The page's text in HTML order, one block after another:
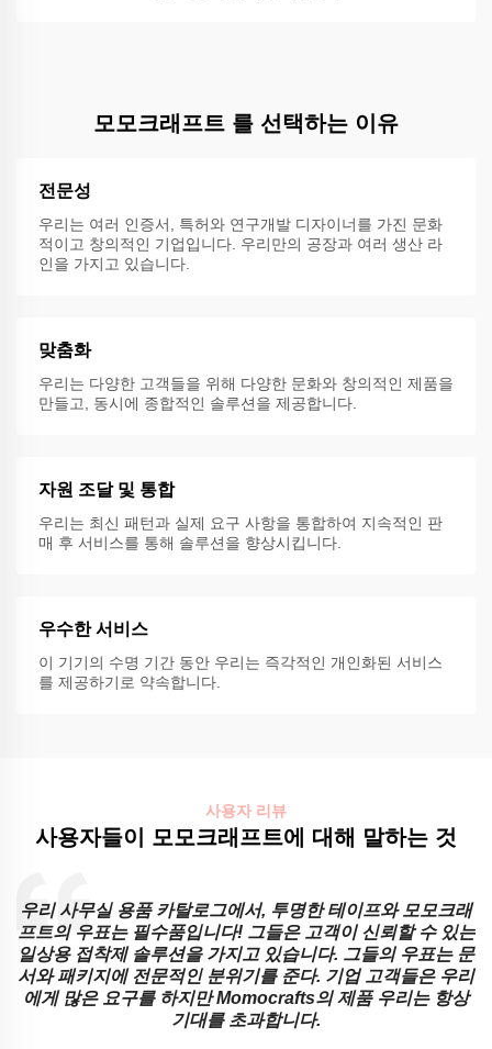
모모크래프트 를 선택하는 이유
전문성
우리는 여러 인증서, 특허와 연구개발 디자이너를 가진 문화
적이고 창의적인 기업입니다. 우리만의 공장과 여러 생산 라
인을 가지고 있습니다.
맞춤화
우리는 다양한 고객들을 위해 다양한 문화와 창의적인 제품을
만들고, 동시에 종합적인 솔루션을 제공합니다.
자원 조달 및 통합
우리는 최신 패턴과 실제 요구 사항을 통합하여 지속적인 판
매 후 서비스를 통해 솔루션을 향상시킵니다.
우수한 서비스
이 기기의 수명 기간 동안 우리는 즉각적인 개인화된 서비스
를 제공하기로 약속합니다.
사용자 리뷰
사용자들이 모모크래프트에 대해 말하는 것
우리 사무실 용품 카탈로그에서, 투명한 테이프와 모모크래
프트의 우표는 필수품입니다! 그들은 고객이 신뢰할 수 있는
일상용 접착제 솔루션을 가지고 있습니다. 그들의 우표는 문
서와 패키지에 전문적인 분위기를 준다. 기업 고객들은 우리
에게 많은 요구를 하지만 Momocrafts의 제품 우리는 항상
기대를 초과합니다.